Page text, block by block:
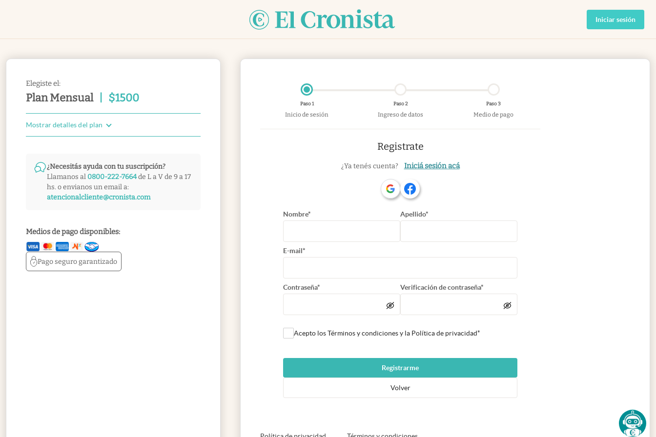
Iniciar sesión
Elegiste el:
Plan Mensual $1500
Mostrar detalles del plan
¿Necesitás ayuda con tu suscripción?
Llamanos al 0800-222-7664de L a V de 9 a 17
hs. o envianos un email a:
atencionalcliente@cronista.com
Medios de pago disponibles:
Pago segurogarantizado
Paso 1
Inicio de sesión
Paso 2
Ingreso de datos
Paso 3
Medio de pago
Registrate
¿Ya tenés cuenta? Iniciá sesión acá
Nombre* Apellido*
E-mail*
Contraseña* Verificación de contraseña*
Acepto los Términos y condiciones y la Política de privacidad*
Registrarme
Volver